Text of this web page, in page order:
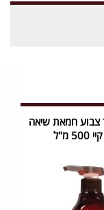
צבוע חמאת שיאה
מ"ל